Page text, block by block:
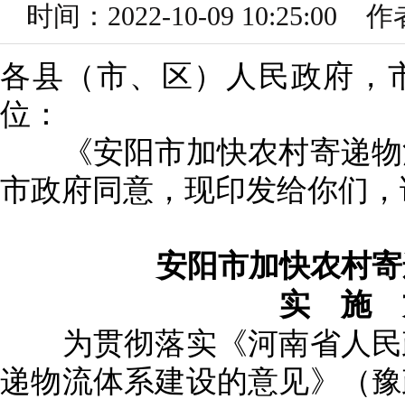
时间：2022-10-09 10:25:00
各县（市、区）人民政府，
位：
《安阳市加快农村寄递物
市政府同意，现印发给你们
安阳市加快农村
实 施
为贯彻落实《河南省人民
递物流体系建设的意见》（